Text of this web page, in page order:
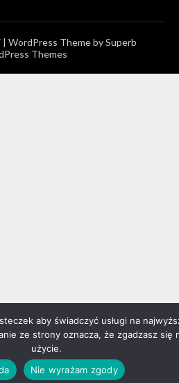
| WordPress Theme bySuperb
Themes
aby świadczyć usługi na
ze strony oznacza, że zgadzasz się
użycie.
Nie wyrażam zgody